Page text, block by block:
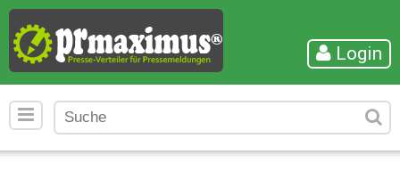
Login